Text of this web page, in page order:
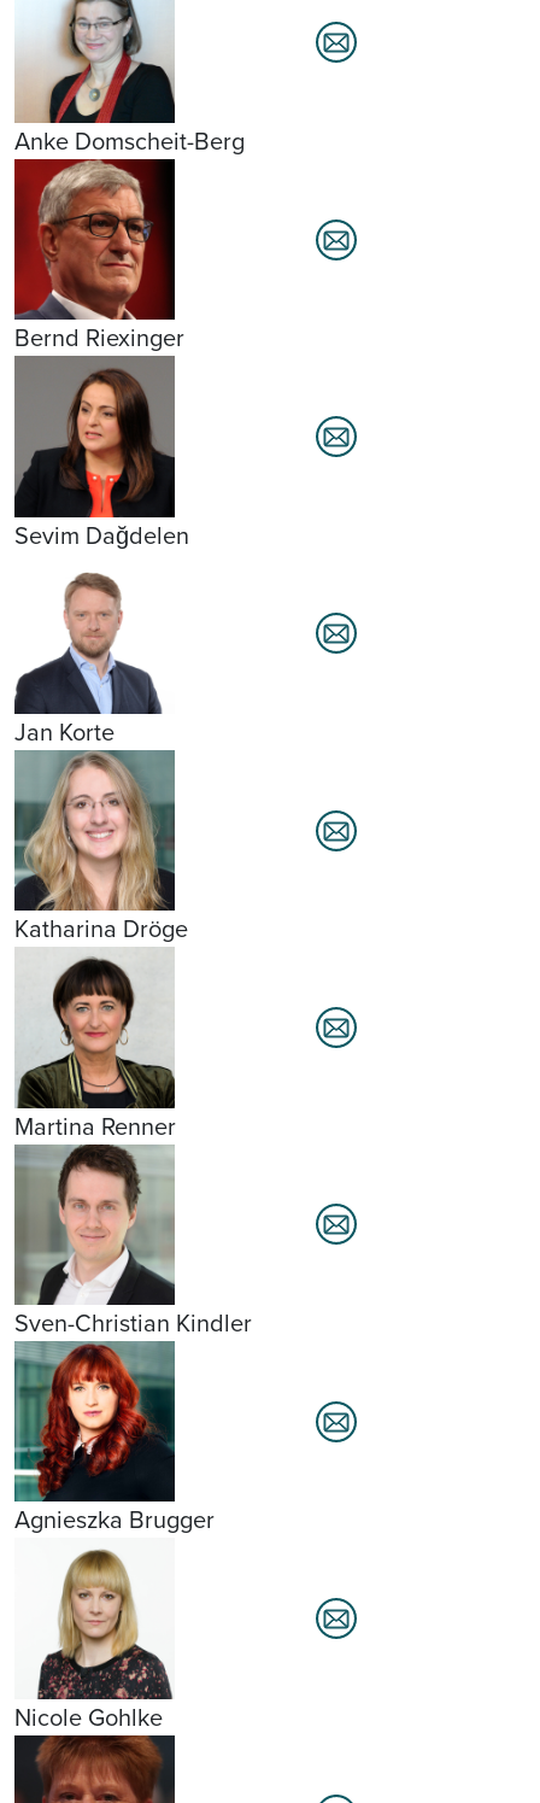
Anke Domscheit-Berg
Bernd Riexinger
Sevim Dağdelen
Jan Korte
Katharina Dröge
Martina Renner
Sven-Christian Kindler
Agnieszka Brugger
Nicole Gohlke